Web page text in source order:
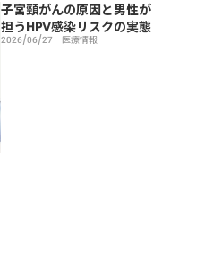
子宮頸がんの原因と男性が
担うHPV感染リスクの実態
2026/06/27 医療情報